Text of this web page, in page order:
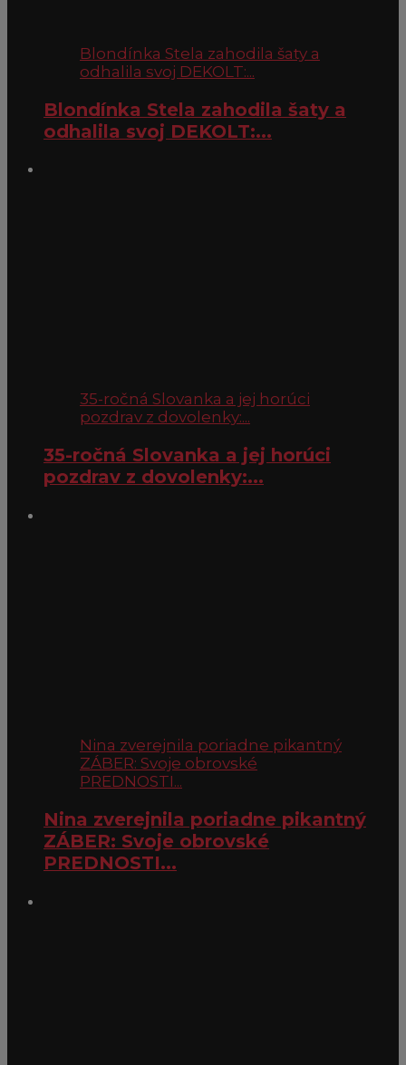
Blondínka Stela zahodila šaty a
odhalila svoj DEKOLT:...
Blondínka Stela zahodila šaty a
odhalila svoj DEKOLT:...
35-ročná Slovanka a jej horúci
pozdrav z dovolenky:...
35-ročná Slovanka a jej horúci
pozdrav z dovolenky:...
Nina zverejnila poriadne pikantný
ZÁBER: Svoje obrovské
PREDNOSTI...
Nina zverejnila poriadne pikantný
ZÁBER: Svoje obrovské
PREDNOSTI...